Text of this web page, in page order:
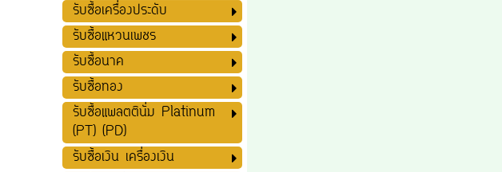
รับซื้อเครื่องประดับ
รับซื้อแหวนเพชร
รับซื้อนาค
รับซื้อทอง
รับซื้อแพลตตินั่ม Platinum
(PT) (PD)
รับซื้อเงิน เครื่องเงิน